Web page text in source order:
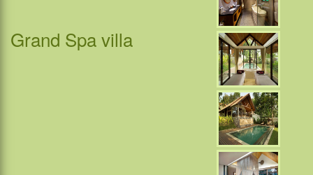
Grand Spa villa